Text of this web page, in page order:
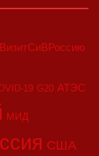
19 G20 АТЭС
МИД
США